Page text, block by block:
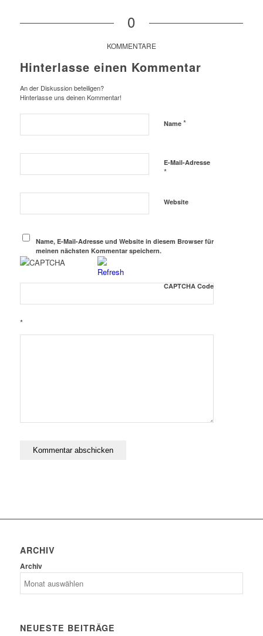
0
KOMMENTARE
Hinterlasse einen Kommentar
An der Diskussion beteiligen?
Hinterlasse uns deinen Kommentar!
Name *
E-Mail-Adresse
*
Website
Name, E-Mail-Adresse und Website in diesem Browser für
meinen nächsten Kommentar speichern.
CAPTCHA Code
*
ARCHIV
Archiv
NEUESTE BEITRÄGE